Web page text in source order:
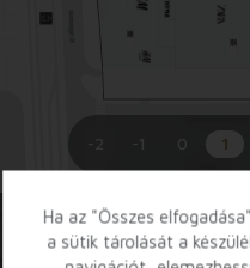
-1 0 1
Ha az "Összes
a sütik tárolását a